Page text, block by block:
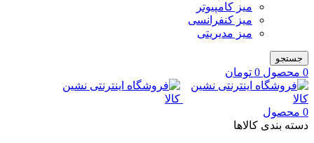
میز کامپیوتر
میز کنفرانسی
میز مدیریتی
جستجو
0 محصول 0 تومان
0 محصول
دسته بندی کالاها